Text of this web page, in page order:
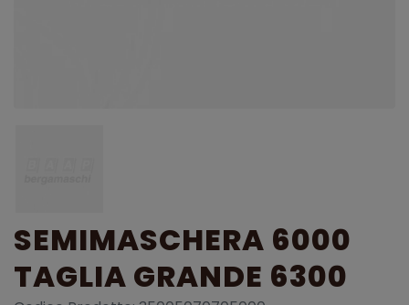
SEMIMASCHERA 6000
TAGLIA GRANDE 6300